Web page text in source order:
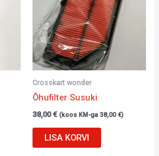
Crosskart wonder
Õhufilter Susuki
38,00€ (koos KM-ga 38,00 €)
LISA KORVI